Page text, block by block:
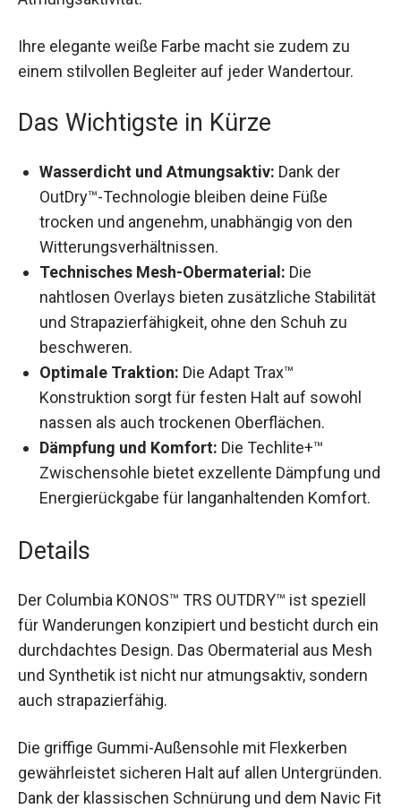
einem stilvollen Begleiter auf jeder Wandertour.
Das Wichtigste in Kürze
OutDry™-Technologie bleiben deine Füße
trocken und angenehm, unabhängig von den
Witterungsverhältnissen.
Technisches Mesh-Obermaterial:
nahtlosen Overlays bieten zusätzliche
Stabilität und Strapazierfähigkeit, ohne den
Schuh zu beschweren.
Optimale Traktion:
Konstruktion sorgt für festen Halt auf sowohl
nassen als auch trockenen Oberflächen.
Dämpfung und Komfort:Die Techlite+™
Zwischensohle bietet exzellente Dämpfung
und Energierückgabe für langanhaltenden
Komfort.
Details
Der Columbia KONOS™ TRS OUTDRY™ ist speziell
für Wanderungen konzipiert und besticht durch
ein durchdachtes Design. Das Obermaterial aus
Mesh und Synthetik ist nicht nur atmungsaktiv,
sondern auch strapazierfähig.
Die griffige Gummi-Außensohle mit Flexkerben
gewährleistet sicheren Halt auf allen